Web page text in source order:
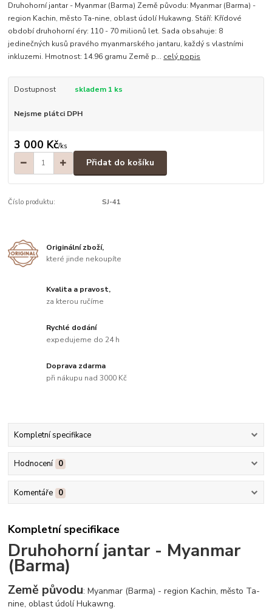
Druhohorní jantar - Myanmar (Barma) Země původu: Myanmar (Barma) -
region Kachin, město Ta-nine, oblast údolí Hukawng. Stáří: Křídové
období druhohorní éry: 110 - 70 milionů let. Sada obsahuje: 8
jedinečných kusů pravého myanmarského jantaru, každý s vlastními
inkluzemi. Hmotnost: 14.96 gramu Země p... celý popis
Dostupnost skladem 1 ks
Nejsme plátci DPH
3 000 Kč/ks
Přidat do košíku
Číslo produktu: SJ-41
Originální zboží,
které jinde nekoupíte
Kvalita a pravost,
za kterou ručíme
Rychlé dodání
expedujeme do 24 h
Doprava zdarma
při nákupu nad 3000 Kč
Kompletní specifikace
Hodnocení 0
Komentáře 0
Kompletní specifikace
Druhohorní jantar - Myanmar
(Barma)
Země původu: Myanmar (Barma) - region Kachin, město Ta-
nine, oblast údolí Hukawng.